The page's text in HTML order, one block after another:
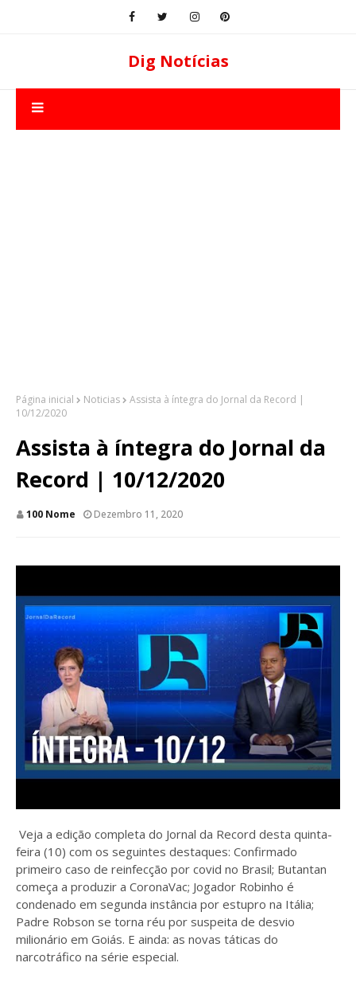
Dig Notícias
Página inicial Noticias
Assista à íntegra do Jornal da Record |
10/12/2020
Assista à íntegra do Jornal da
Record | 10/12/2020
100 Nome Dezembro 11, 2020
Veja a edição completa do Jornal da Record desta quinta-
feira (10) com os seguintes destaques: Confirmado
primeiro caso de reinfecção por covid no Brasil; Butantan
começa a produzir a CoronaVac; Jogador Robinho é
condenado em segunda instância por estupro na Itália;
Padre Robson se torna réu por suspeita de desvio
milionário em Goiás. E ainda: as novas táticas do
narcotráfico na série especial.